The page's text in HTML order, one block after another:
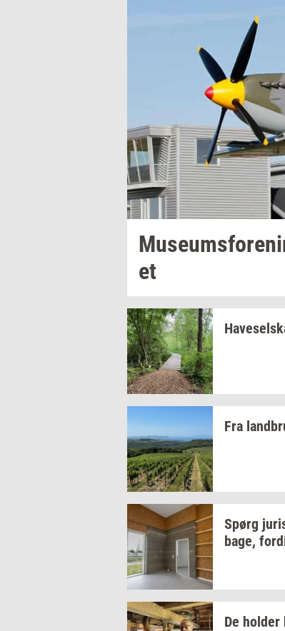
et
Fra
Spørg
ba­ge,
De hol­der